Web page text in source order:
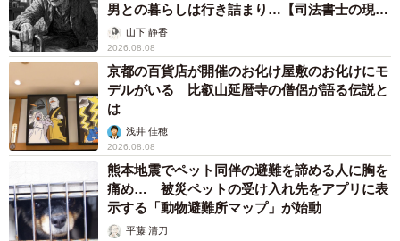
め、比較的難易度の低い試験だといえそうです。
◆2022資格Times編集部おすすめの資格2選
G検定
日本ディープラーニング協会が開催している資格で、AIや
ディープラーニング（深層学習）の基礎を学習します。現
代はAIブーム真っ只中で、AIに精通した人材は必要とされ
ています。G検定の受験者数は年々増加しており、大注目の
資格です。取得メリットして、ディープラーニングを網羅
男との暮らしは行き詰まり…【司法書士の現場
から】山下 静香
2026.08.08
京都の百貨店が開催のお化け屋敷のお化けにモ
デルがいる 比叡山延暦寺の僧侶が語る伝説と
は
浅井 佳穂
2026.08.08
熊本地震でペット同伴の避難を諦める人に胸を
痛め… 被災ペットの受け入れ先をアプリに表
示する「動物避難所マップ」が始動
平藤 清刀